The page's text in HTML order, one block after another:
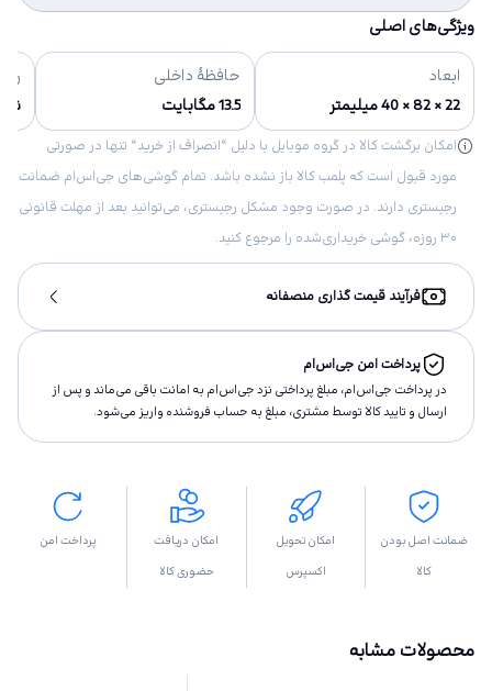
ویژگی‌های اصلی
ابعاد
22 × 82 × 40 میلیمتر
حافظهٔ داخلی
13.5 مگابایت
امکان برگشت کالا در گروه موبایل با دلیل “انصراف از خرید“ تنها در صورتی
مورد قبول است که پلمب کالا باز نشده باشد. تمام گوشی‌های جی‌اس‌ام ضمانت
رجیستری دارند. در صورت وجود مشکل رجیستری، می‌توانید بعد از مهلت قانونی
۳۰ روزه، گوشی خریداری‌شده را مرجوع کنید.
فرآیند قیمت گذاری منصفانه
پرداخت امن جی‌اس‌ام
در پرداخت جی‌اس‌ام، مبلغ پرداختى نزد جی‌اس‌ام به امانت باقى مى‌ماند و پس از
ارسال و تاييد كالا توسط مشتری، مبلغ به حساب فروشنده واريز مى‌شود.
ضمانت اصل بودن
کالا
امکان تحویل
اکسپرس
امکان دریافت
حضوری کالا
پرداخت امن
محصولات مشابه